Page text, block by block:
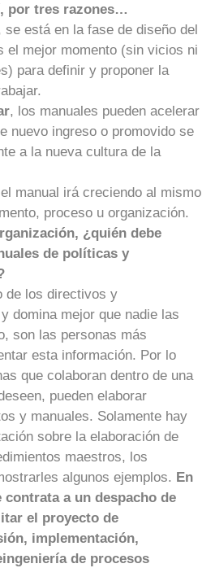
por tres razones…
se está en la fase de diseño del
el mejor momento (sin vicios ni
para definir y proponer la
, los manuales pueden acelerar
nuevo ingreso o promovido se
a la nueva cultura de la
manual irá creciendo al mismo
proceso u organización.
¿quién debe
de políticas y
de los directivos y
domina mejor que nadie las
son las personas más
esta información. Por lo
que colaboran dentro de una
pueden elaborar
y manuales. Solamente hay
sobre la elaboración de
maestros, los
algunos ejemplos. En
contrata a un despacho de
el proyecto de
implementación,
de procesos